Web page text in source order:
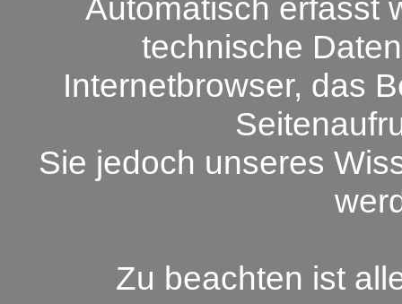
Automatisch erfasst
technische
Internetbrowser, das
Sie jedoch unseres
Zu beachten ist